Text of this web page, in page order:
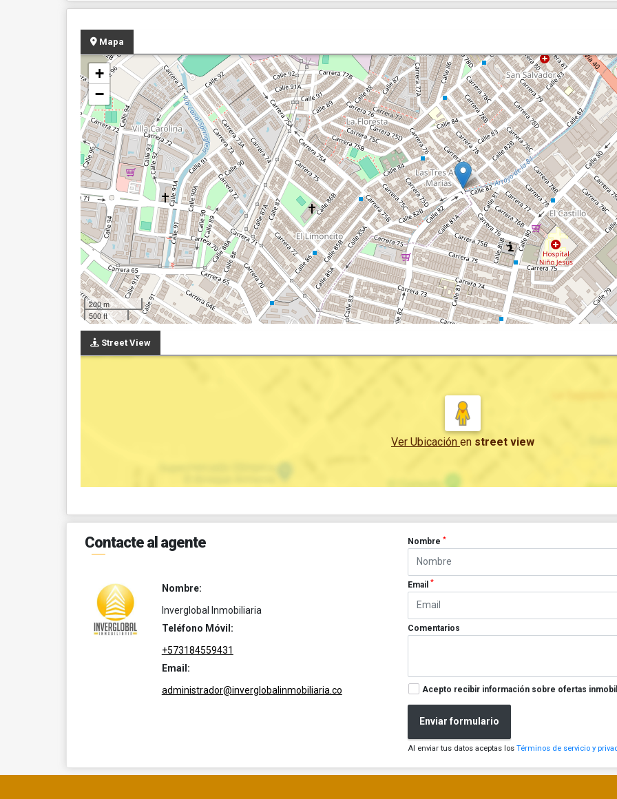
Mapa
+
−
200 m
500 ft
Street View
Ver Ubicación en street view
Contacte al agente
Nombre:
Inverglobal Inmobiliaria
Teléfono Móvil:
+573184559431
Email:
administrador@inverglobalinmobiliaria.co
Nombre*
Email*
Comentarios
Acepto recibir información sobre ofertas
Enviar formulario
Al enviar tus datos aceptas losTérminos de servicio y